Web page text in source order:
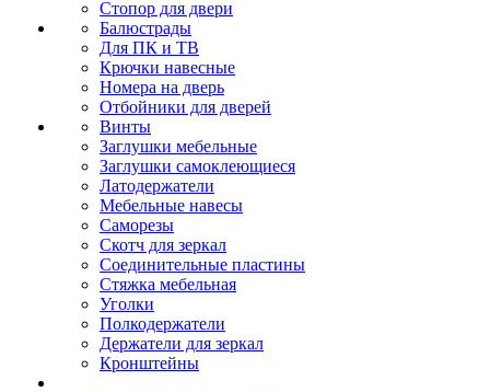
Стопор для двери
Балюстрады
Для ПК и ТВ
Крючки навесные
Номера на дверь
Отбойники для дверей
Винты
Заглушки мебельные
Заглушки самоклеющиеся
Латодержатели
Мебельные навесы
Саморезы
Скотч для зеркал
Соединительные пластины
Стяжка мебельная
Уголки
Полкодержатели
Держатели для зеркал
Кронштейны